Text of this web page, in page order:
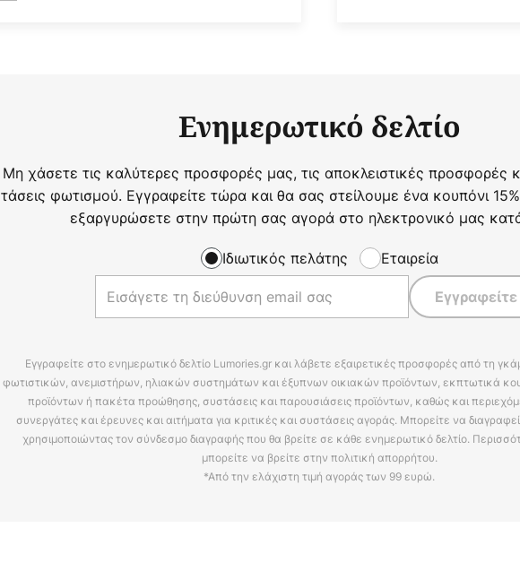
Ενημερωτικό δελτίο
Μη χάσετε τις καλύτερες προσφορές μας, τις αποκλειστικές προσφορές
τάσεις φωτισμού. Εγγραφείτε τώρα και θα σας στείλουμε ένα κουπόνι
εξαργυρώσετε στην πρώτη σας αγορά στο ηλεκτρονικό μας
Ιδιωτικός πελάτης Εταιρεία
Εγγραφείτε
Εγγραφείτε στο ενημερωτικό δελτίο Lumories.gr και λάβετε εξαιρετικές προσφορές από τη
φωτιστικών, ανεμιστήρων, ηλιακών συστημάτων και έξυπνων οικιακών προϊόντων, εκπτωτικά
προϊόντων ή πακέτα προώθησης, συστάσεις και παρουσιάσεις προϊόντων, καθώς και
συνεργάτες και έρευνες και αιτήματα για κριτικές και συστάσεις αγοράς. Μπορείτε να
χρησιμοποιώντας τον σύνδεσμο διαγραφής που θα βρείτε σε κάθε ενημερωτικό δελτίο.
μπορείτε να βρείτε στην πολιτική απορρήτου.
*Από την ελάχιστη τιμή αγοράς των 99 ευρώ.